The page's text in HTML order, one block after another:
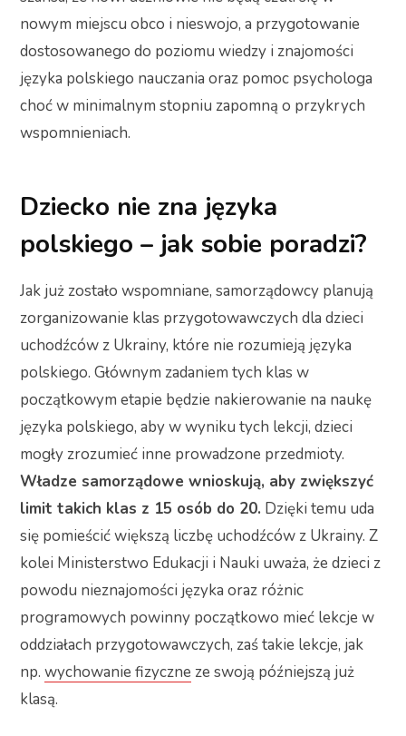
nowym miejscu obco i nieswojo, a przygotowanie
dostosowanego do poziomu wiedzy i znajomości
języka polskiego nauczania oraz pomoc psychologa
choć w minimalnym stopniu zapomną o przykrych
wspomnieniach.
Dziecko nie zna języka
polskiego – jak sobie poradzi?
Jak już zostało wspomniane, samorządowcy planują
zorganizowanie klas przygotowawczych dla dzieci
uchodźców z Ukrainy, które nie rozumieją języka
polskiego. Głównym zadaniem tych klas w
początkowym etapie będzie nakierowanie na naukę
języka polskiego, aby w wyniku tych lekcji, dzieci
mogły zrozumieć inne prowadzone przedmioty.
Władze samorządowe wnioskują, aby zwiększyć
limit takich klas z 15 osób do 20. Dzięki temu uda
się pomieścić większą liczbę uchodźców z Ukrainy. Z
kolei Ministerstwo Edukacji i Nauki uważa, że dzieci z
powodu nieznajomości języka oraz różnic
programowych powinny początkowo mieć lekcje w
oddziałach przygotowawczych, zaś takie lekcje, jak
np. wychowanie fizyczne ze swoją późniejszą już
klasą.